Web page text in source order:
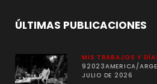
ÚLTIMAS PUBLICACIONES
MIS TRABAJOS Y
92023AMERICA/
JULIO DE 2026